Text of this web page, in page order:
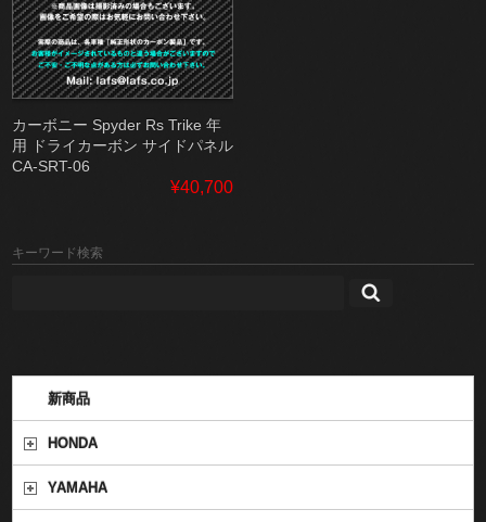
カーボニー Spyder Rs Trike 年
用 ドライカーボン サイドパネル
CA-SRT-06
¥40,700
キーワード検索
新商品
HONDA
YAMAHA